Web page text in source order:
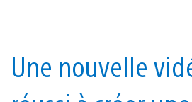
Une nouvelle